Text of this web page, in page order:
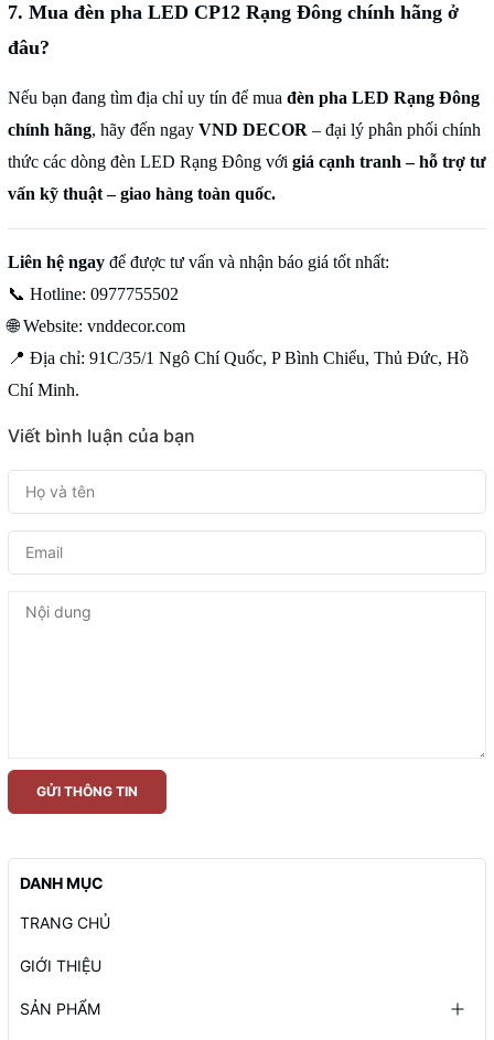
7. Mua đèn pha LED CP12 Rạng Đông chính hãng ở
đâu?
Nếu bạn đang tìm địa chỉ uy tín để mua đèn pha LED Rạng Đông
chính hãng, hãy đến ngay VND DECOR – đại lý phân phối chính
thức các dòng đèn LED Rạng Đông với giá cạnh tranh – hỗ trợ tư
vấn kỹ thuật – giao hàng toàn quốc.
Liên hệ ngay để được tư vấn và nhận báo giá tốt nhất:
📞 Hotline: 0977755502
🌐Website: vnddecor.com
📍 Địa chỉ: 91C/35/1 Ngô Chí Quốc, P Bình Chiểu, Thủ Đức, Hồ
Chí Minh.
Viết bình luận của bạn
GỬI THÔNG TIN
DANH MỤC
TRANG CHỦ
GIỚI THIỆU
SẢN PHẨM